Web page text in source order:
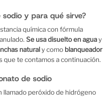
y para qué sirve?
química con fórmula
Se usa disuelto en aguay
naturaly como blanqueador
que te contamos a continuación.
de sodio
llamado peróxido de hidrógeno